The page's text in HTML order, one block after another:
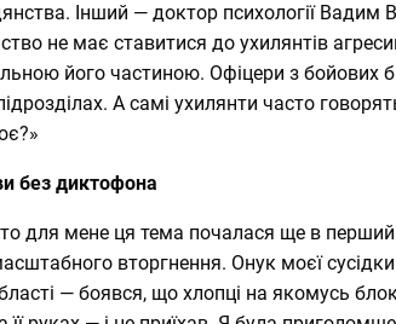
Інший — доктор психології
не має ставитися до ухилянтів
його частиною. Офіцери з бойових
А самі ухилянти часто
без диктофона
для мене ця тема почалася ще в
вторгнення. Онук моєї сусідки
— боявся, що хлопці на якомусь